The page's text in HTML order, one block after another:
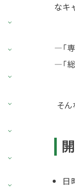
なキ
―「
―「
そ
日